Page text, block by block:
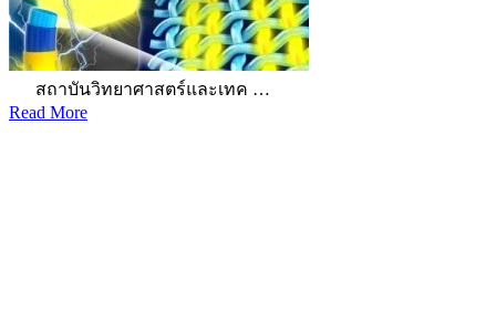
สถาบันวิทยาศาสตร์และเทค …
Read More